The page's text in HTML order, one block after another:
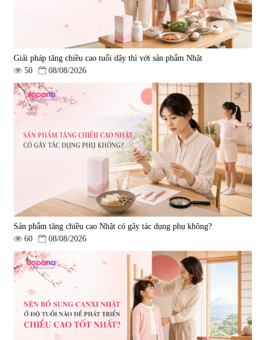
Giải pháp tăng chiều cao tuổi dậy thì với sản phẩm Nhật
50
08/08/2026
Sản phẩm tăng chiều cao Nhật có gây tác dụng phụ không?
60
08/08/2026